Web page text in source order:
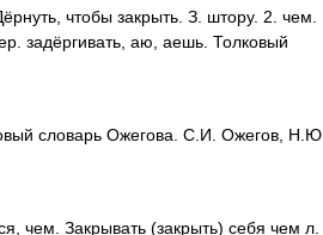
чтобы закрыть. З. штору. 2. чем.
задёргивать, аю, аешь. Толковый
словарь Ожегова. С.И. Ожегов, Н.Ю.
чем. Закрывать (закрыть) себя чем л.